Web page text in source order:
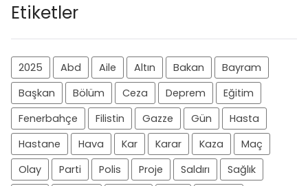
Etiketler
2025 Abd Aile Altın Bakan
Bayram
Başkan
Bölüm Ceza Deprem
Eğitim
Fenerbahçe
Filistin Gazze Gün
Hasta
Hastane
Hava Kar Karar Kaza
Maç
Olay
Parti Polis Proje Saldırı
Sağlık